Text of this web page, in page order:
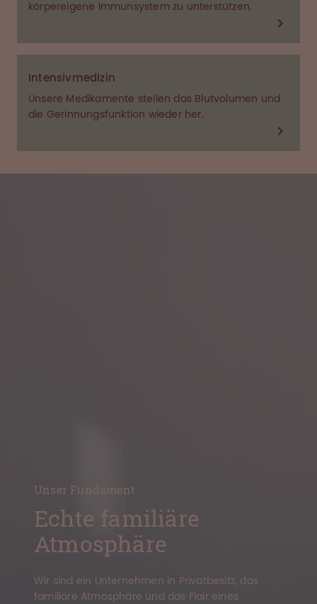
körpereigene Immunsystem zu unterstützen.
Intensiv­medizin
Unsere Medikamente stellen das Blutvolumen und
die Gerinnungsfunktion wieder her.
Unser Fundament
Echte familiäre
Atmosphäre
Wir sind ein Unternehmen in Privatbesitz, das
familiäre Atmosphäre und das Flair eines